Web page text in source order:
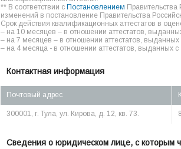
** В соответствии с Постановлением
изменений в постановление Правительства
Срок действия квалификационных аттестатов в
– на 10 месяцев – в отношении аттестатов,
– на 7 месяцев – в отношении аттестатов,
– на 4 месяца - в отношении аттестатов, выданных
Контактная информация
Почтовый адрес
300001, г. Тула, ул. Кирова, д. 12, кв. 73.
Сведения о юридическом лице, с которым